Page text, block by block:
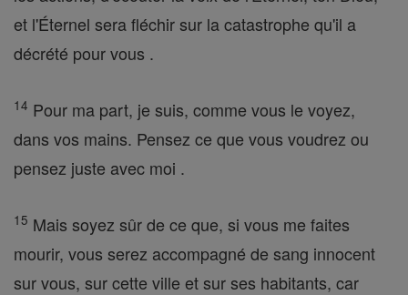
et l'Éternel sera fléchir sur la catastrophe qu'il a
décrété pour vous .
14 Pour ma part, je suis, comme vous le voyez,
dans vos mains. Pensez ce que vous voudrez ou
pensez juste avec moi .
15 Mais soyez sûr de ce que, si vous me faites
mourir, vous serez accompagné de sang innocent
sur vous, sur cette ville et sur ses habitants, car